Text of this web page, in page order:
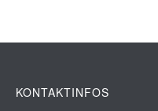
KONTAKTINFOS